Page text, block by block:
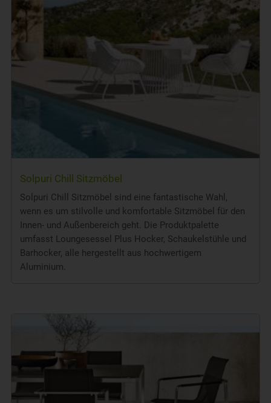
Solpuri Chill Sitzmöbel
Solpuri Chill Sitzmöbel sind eine fantastische Wahl,
wenn es um stilvolle und komfortable Sitzmöbel für den
Innen- und Außenbereich geht. Die Produktpalette
umfasst Loungesessel Plus Hocker, Schaukelstühle und
Barhocker, alle hergestellt aus hochwertigem
Aluminium.